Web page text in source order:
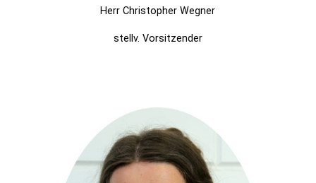
Herr Christopher Wegner
stellv. Vorsitzender